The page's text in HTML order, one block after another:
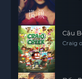
Cậu
Craig